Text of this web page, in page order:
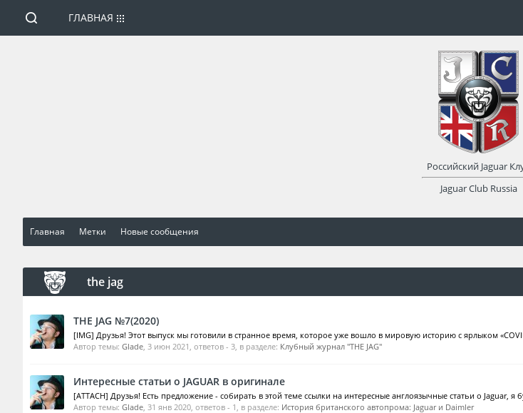
Главная Метки Новые сообщения
the jag
THE JAG №7(2020)
[IMG] Друзья! Этот выпуск мы готовили в странное время, которое уже вошло в мировую историю с ярлыком
Автор темы: Glade, 3 июн 2021 , ответов - 3, в разделе: Клубный журнал "THE JAG"
Интересные статьи о JAGUAR в оригинале
[ATTACH] Друзья! Есть предложение - собирать в этой теме ссылки на интересные англоязычные статьи о Jaguar, я
Автор темы: Glade, 31 янв 2020, ответов - 1, в разделе: История британского автопрома: Jaguar и Daimler
ГЛАВНАЯ
Российский Jaguar
Jaguar Club Russia